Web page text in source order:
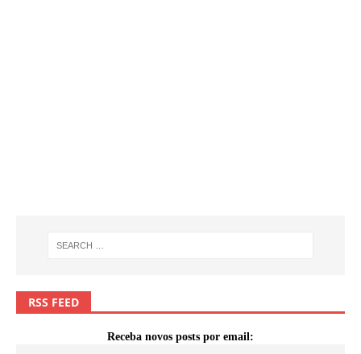
RSS FEED
Receba novos posts por email: